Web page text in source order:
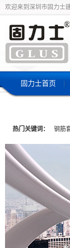
欢迎来到深圳市固力士
固力士首页
热门关键词： 钢筋